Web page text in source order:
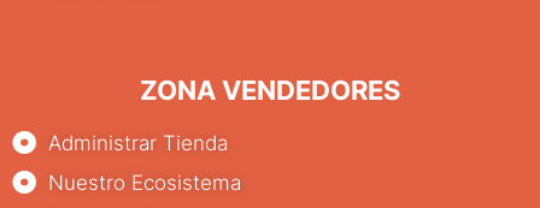
ZONA VENDEDORES
Administrar Tienda
Nuestro Ecosistema